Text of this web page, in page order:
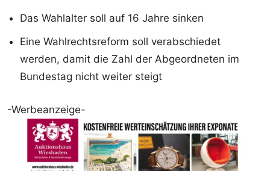
Das Wahlalter soll auf 16 Jahre sinken
Eine Wahlrechtsreform soll verabschiedet
werden, damit die Zahl der Abgeordneten im
Bundestag nicht weiter steigt
-Werbeanzeige-